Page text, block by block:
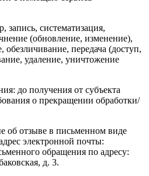
запись, систематизация,
(обновление, изменение),
обезличивание, передача (доступ,
удаление, уничтожение
до получения от субъекта
о прекращении обработки/
об отзыве в письменном виде
электронной почты:
обращения по адресу:
д. 3.